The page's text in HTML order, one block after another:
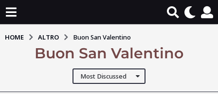
HOME ALTRO Buon San Valentino
Buon San Valentino
Most Discussed